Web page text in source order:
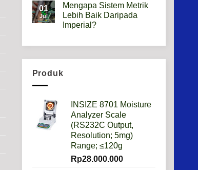
on
Hardness
scale
HRB,HSD,HRC,HB,HV
01
Jul
Mengapa Sistem Metrik
Lebih Baik Daripada
Imperial?
Lebih
Produk
INSIZE 8701 Moisture
Analyzer Scale
(RS232C Output,
Resolution; 5mg)
Range; ≤120g
Rp28.000.000